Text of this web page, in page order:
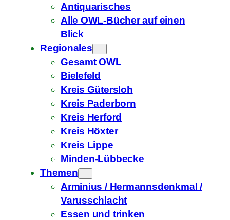
Antiquarisches
Alle OWL-Bücher auf einen
Blick
Regionales
Gesamt OWL
Bielefeld
Kreis Gütersloh
Kreis Paderborn
Kreis Herford
Kreis Höxter
Kreis Lippe
Minden-Lübbecke
Themen
Arminius / Hermannsdenkmal /
Varusschlacht
Essen und trinken